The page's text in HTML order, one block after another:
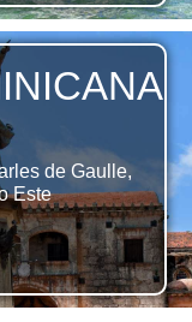
de Gaulle,
Este